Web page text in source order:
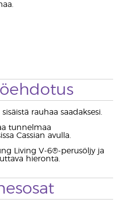
rauhaa saadaksesi.
tunnelmaa
Cassian avulla.
Living V-6®-perusöljy ja
hieronta.